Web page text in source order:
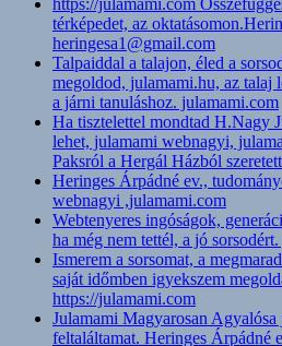
térképedet, az
heringesa1@gmail.com
Talpaiddal a talajon, éled a
megoldod, julamami.hu, az talaj
a járni tanuláshoz. julamami.com
Ha tisztelettel mondtad H.Nagy
lehet, julamami webnagyi,
Paksról a Hergál Házból
Heringes Árpádné ev.,
webnagyi ,julamami.com
Webtenyeres ingóságok,
ha még nem tettél, a jó
Ismerem a sorsomat, a
saját időmben igyekszem
https://julamami.com
Julamami Magyarosan
feltaláltamat. Heringes Árpádné